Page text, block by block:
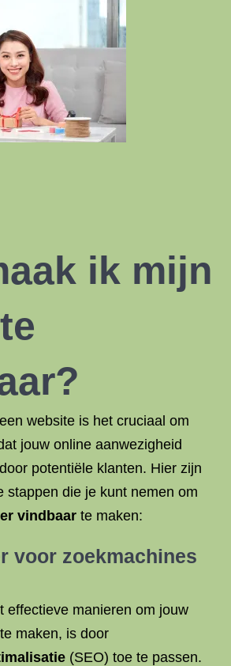
ik mijn
?
website is het cruciaal om
jouw online aanwezigheid
potentiële klanten. Hier zijn
stappen die je kunt nemen om
vindbaar te maken:
voor zoekmachines
effectieve manieren om jouw
maken, is door
(SEO) toe te passen.